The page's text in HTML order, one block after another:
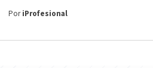
PoriProfesional